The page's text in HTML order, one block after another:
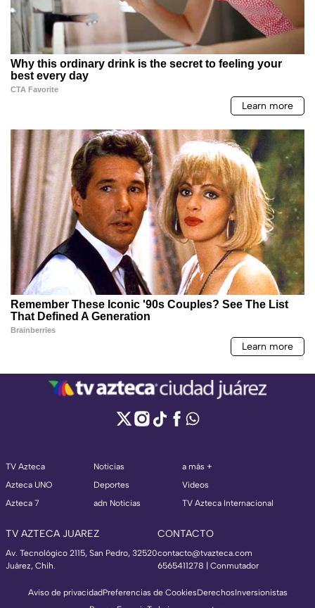
TV Azteca
Azteca UNO
Azteca 7
Noticias
Deportes
adn Noticias
a más +
Videos
TV Azteca Internacional
TV AZTECA JUAREZ
Av. Tecnológico 2115, San Pedro, 32520
Juárez, Chih.
CONTACTO
contacto@tvazteca.com
6565411278 | Conmutador
Aviso de privacidadPreferencias de CookiesDerechosInversionistas